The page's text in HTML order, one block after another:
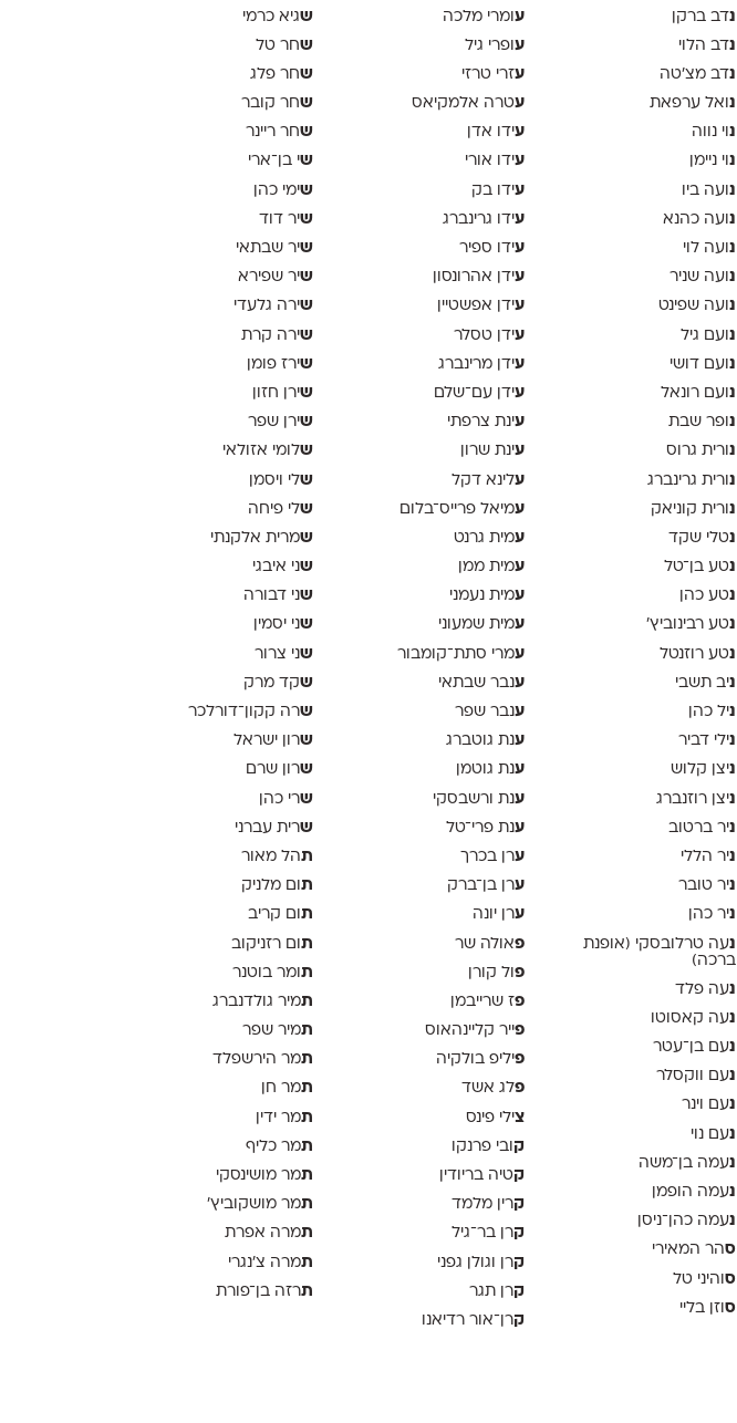
נדב ברקן
נדב הלוי
נדב מצ׳טה
נ ואל ערפאת
נ וי נווה
נ וי ניימן
נ ועה ביו
נ ועה כהנא
נ ועה לוי
נ ועה שניר
נ ועה שפינט
נ ועם גיל
נ ועם דושי
נ ועם רונאל
נ ופר שבת
נ ורית גרוס
נ ורית גרינברג
נ ורית קוניאק
נטלי שקד
נטע בן־טל
נטע כהן
נטע רבינוביץ׳
נטע רוזנטל
ניב תשבי
ניל כהן
נילי דביר
ניצן קלוש
ניצן רוזנברג
ניר ברטוב
ניר הללי
ניר טובר
ניר כהן
נעה טרלובסקי (אופנת
ברכה)
נעה פלד
נעה קאסוטו
נעם בן־עטר
נעם ווקסלר
נעם וינר
נעם נוי
נעמה בן־משה
נעמה הופמן
נעמה כהן־ניסן
סהר המאירי
ס והיני טל
ס וזן בליי
ע ומרי מלכה
ע ופרי גיל
עזרי טרזי
עטרה אלמקיאס
עידו אדן
עידו אורי
עידו בק
עידו גרינברג
עידו ספיר
עידן אהרונסון
עידן אפשטיין
עידן טסלר
עידן מרינברג
עידן עם־שלם
עינת צרפתי
עינת שרון
עלינא דקל
עמיאל פרייס־בלום
עמית גרנט
עמית ממן
עמית נעמני
עמית שמעוני
עמרי סתת־קומבור
ענבר שבתאי
ענבר שפר
ענת גוטברג
ענת גוטמן
ענת ורשבסקי
ענת פרי־טל
ערן בכרך
ערן בן־ברק
ערן יונה
פאולה שר
פ ול קורן
פז שרייבמן
פייר קליינהאוס
פיליפ בולקיה
פלג אשד
צילי פינס
ק ובי פרנקו
קטיה בריודין
קרין מלמד
קרן בר־גיל
קרן וגולן גפני
קרן תגר
קרן־אור רדיאנו
שגיא כרמי
שחר טל
שחר פלג
שחר קובר
שחר ריינר
שי בן־ארי
שימי כהן
שיר דוד
שיר שבתאי
שיר שפירא
שירה גלעדי
שירה קרת
שירז פומן
שירן חזון
שירן שפר
שלומי אזולאי
שלי ויסמן
שלי פיחה
שמרית אלקנתי
שני איבגי
שני דבורה
שני יסמין
שני צרור
שקד מרק
שרה קקון־דורלכר
שרון ישראל
שרון שרם
שרי כהן
שרית עברני
תהל מאור
תום מלניק
תום קריב
תום רזניקוב
תומר בוטנר
תמיר גולדנברג
תמיר שפר
תמר הירשפלד
תמר חן
תמר ידין
תמר כליף
תמר מושינסקי
תמר מושקוביץ'
תמרה אפרת
תמרה צ׳נגרי
תרזה בן־פורת